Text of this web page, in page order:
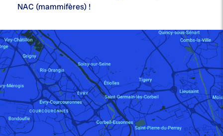
NAC (mammifères) !